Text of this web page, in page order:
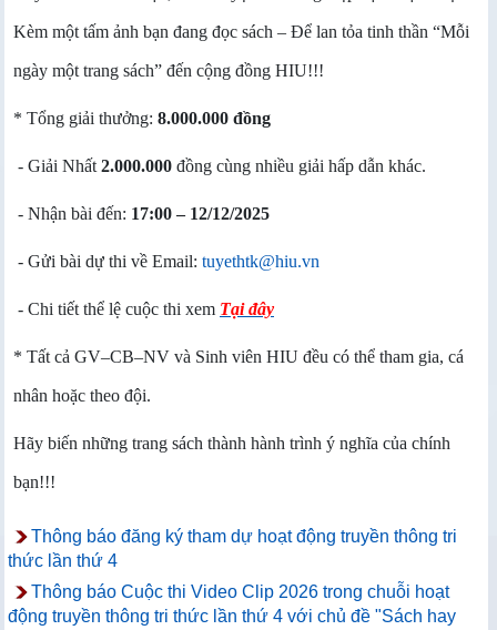
Kèm một tấm ảnh bạn đang đọc sách – Để lan tỏa tinh thần “Mỗi
ngày một trang sách” đến cộng đồng HIU!!!
* Tổng giải thưởng: 8.000.000 đồng
- Giải Nhất 2.000.000 đồng cùng nhiều giải hấp dẫn khác.
- Nhận bài đến: 17:00 – 12/12/2025
- Gửi bài dự thi về Email: tuyethtk@hiu.vn
- Chi tiết thể lệ cuộc thi xem Tại đây
* Tất cả GV–CB–NV và Sinh viên HIU đều có thể tham gia, cá
nhân hoặc theo đội.
Hãy biến những trang sách thành hành trình ý nghĩa của chính
bạn!!!
Thông báo đăng ký tham dự hoạt động truyền thông tri
thức lần thứ 4
Thông báo Cuộc thi Video Clip 2026 trong chuỗi hoạt
động truyền thông tri thức lần thứ 4 với chủ đề "Sách hay